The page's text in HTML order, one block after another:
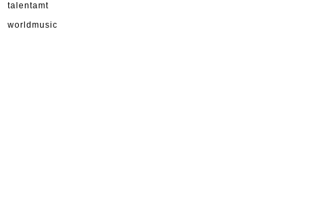
talentamt
worldmusic